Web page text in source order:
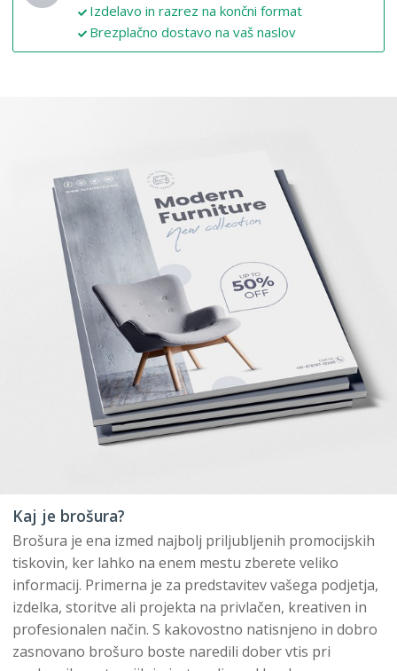
Izdelavo in razrez na končni format
Brezplačno dostavo na vaš naslov
Kaj je brošura?
Brošura je ena izmed najbolj priljubljenih promocijskih
tiskovin, ker lahko na enem mestu zberete veliko
informacij. Primerna je za predstavitev vašega podjetja,
izdelka, storitve ali projekta na privlačen, kreativen in
profesionalen način. S kakovostno natisnjeno in dobro
zasnovano brošuro boste naredili dober vtis pri